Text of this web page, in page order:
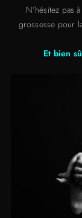
N’hésitez pas
grossesse pour
Et bien